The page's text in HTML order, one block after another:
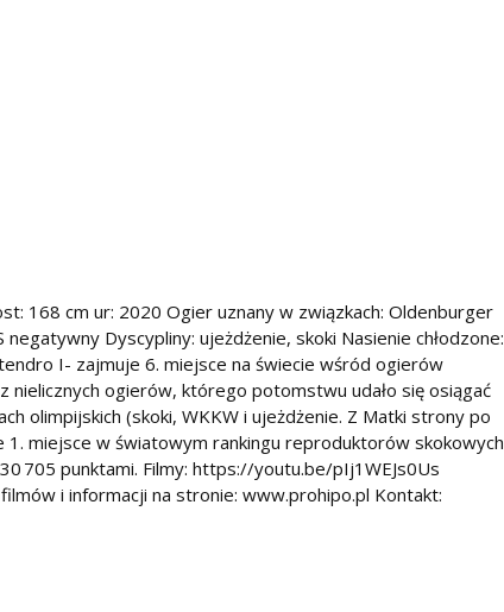
168 cm ur: 2020 Ogier uznany w związkach: Oldenburger
negatywny Dyscypliny: ujeżdżenie, skoki Nasienie chłodzone:
I- zajmuje 6. miejsce na świecie wśród ogierów
nielicznych ogierów, którego potomstwu udało się osiągać
olimpijskich (skoki, WKKW i ujeżdżenie. Z Matki strony po
miejsce w światowym rankingu reproduktorów skokowych
705 punktami. Filmy: https://youtu.be/pIj1WEJs0Us
i informacji na stronie: www.prohipo.pl Kontakt: